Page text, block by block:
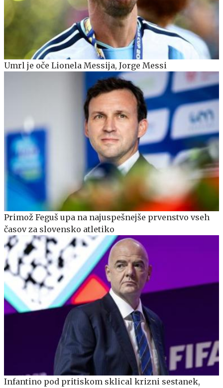
Umrl je oče Lionela Messija, Jorge Messi
Primož Feguš upa na najuspešnejše prvenstvo vseh
časov za slovensko atletiko
Infantino pod pritiskom sklical krizni sestanek,